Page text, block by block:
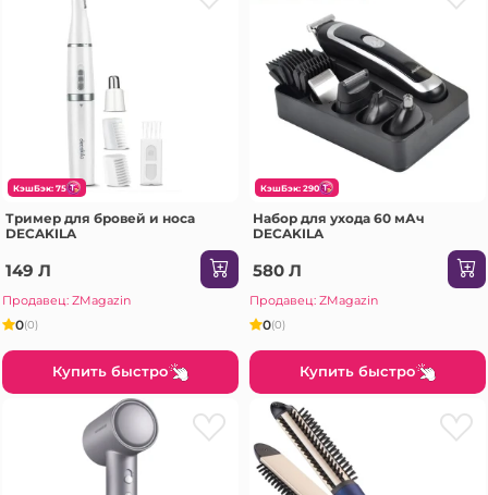
КэшБэк: 75
Тример для бровей и носа
DECAKILA
149 Л
Продавец: ZMagazin
0(0)
Купить быстро
КэшБэк: 290
Набор для ухода 60 мАч
DECAKILA
580 Л
Продавец: ZMagazin
0(0)
Купить быстро